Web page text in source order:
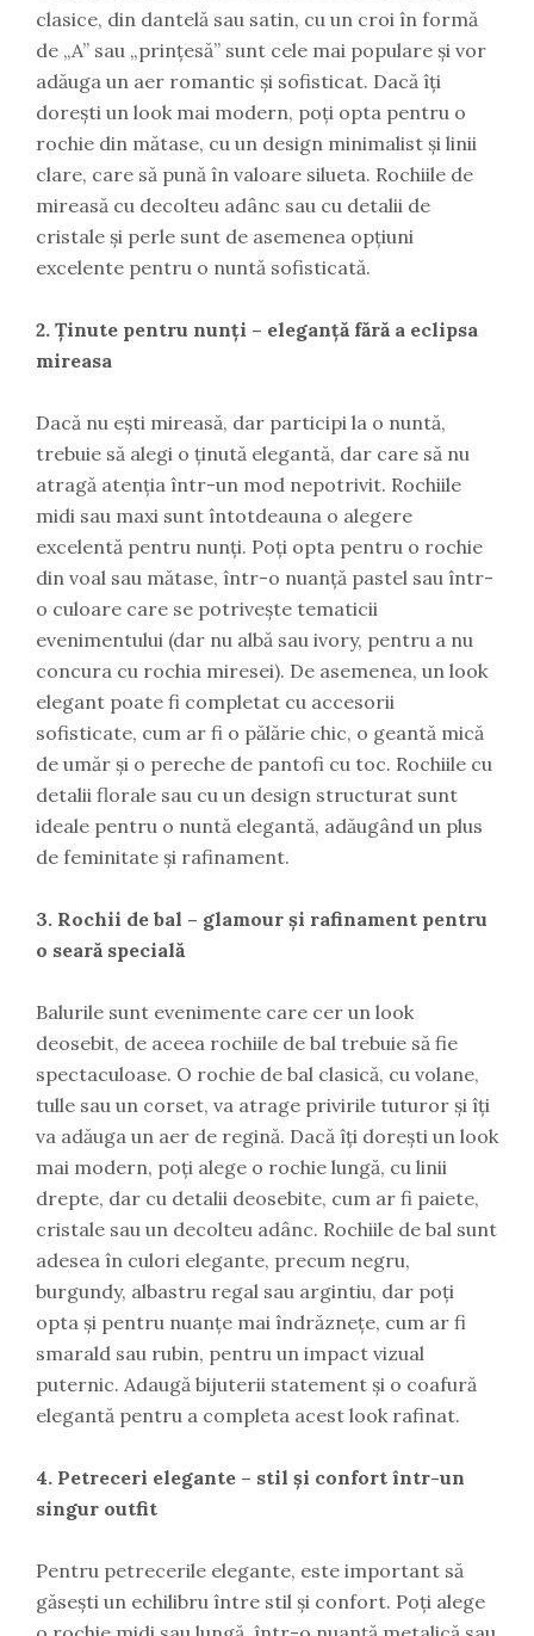
clasice, din dantelă sau satin, cu un croi în formă
de „A” sau „prințesă” sunt cele mai populare și vor
adăuga un aer romantic și sofisticat. Dacă îți
dorești un look mai modern, poți opta pentru o
rochie din mătase, cu un design minimalist și linii
clare, care să pună în valoare silueta. Rochiile de
mireasă cu decolteu adânc sau cu detalii de
cristale și perle sunt de asemenea opțiuni
excelente pentru o nuntă sofisticată.
2. Ținute pentru nunți – eleganță fără a eclipsa
mireasa
Dacă nu ești mireasă, dar participi la o nuntă,
trebuie să alegi o ținută elegantă, dar care să nu
atragă atenția într-un mod nepotrivit. Rochiile
midi sau maxi sunt întotdeauna o alegere
excelentă pentru nunți. Poți opta pentru o rochie
din voal sau mătase, într-o nuanță pastel sau într-
o culoare care se potrivește tematicii
evenimentului (dar nu albă sau ivory, pentru a nu
concura cu rochia miresei). De asemenea, un look
elegant poate fi completat cu accesorii
sofisticate, cum ar fi o pălărie chic, o geantă mică
de umăr și o pereche de pantofi cu toc. Rochiile cu
detalii florale sau cu un design structurat sunt
ideale pentru o nuntă elegantă, adăugând un plus
de feminitate și rafinament.
3. Rochii de bal – glamour și rafinament pentru
o seară specială
Balurile sunt evenimente care cer un look
deosebit, de aceea rochiile de bal trebuie să fie
spectaculoase. O rochie de bal clasică, cu volane,
tulle sau un corset, va atrage privirile tuturor și îți
va adăuga un aer de regină. Dacă îți dorești un look
mai modern, poți alege o rochie lungă, cu linii
drepte, dar cu detalii deosebite, cum ar fi paiete,
cristale sau un decolteu adânc. Rochiile de bal sunt
adesea în culori elegante, precum negru,
burgundy, albastru regal sau argintiu, dar poți
opta și pentru nuanțe mai îndrăznețe, cum ar fi
smarald sau rubin, pentru un impact vizual
puternic. Adaugă bijuterii statement și o coafură
elegantă pentru a completa acest look rafinat.
4. Petreceri elegante – stil și confort într-un
singur outfit
Pentru petrecerile elegante, este important să
găsești un echilibru între stil și confort. Poți alege